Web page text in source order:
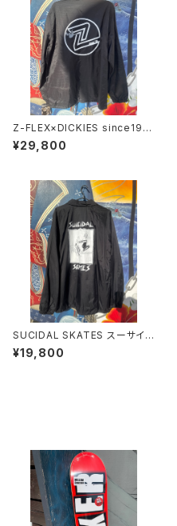
Z-FLEX×DICKIES since197
6s Skate コーチジャケット U
SA
¥29,800
SUCIDAL SKATES スーサイダ
ルスケート コーチジャケット
USA
¥19,800